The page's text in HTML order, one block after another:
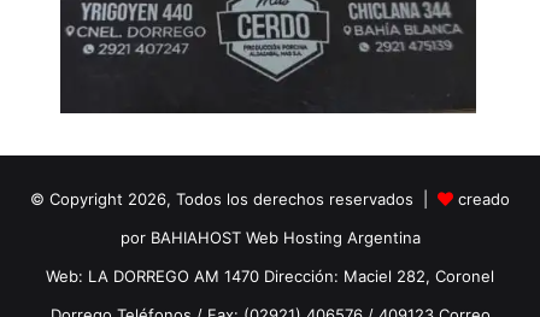
© Copyright 2026, Todos los derechos reservados |
creado
por BAHIAHOST Web Hosting Argentina
Web: LA DORREGO AM 1470 Dirección: Maciel 282, Coronel